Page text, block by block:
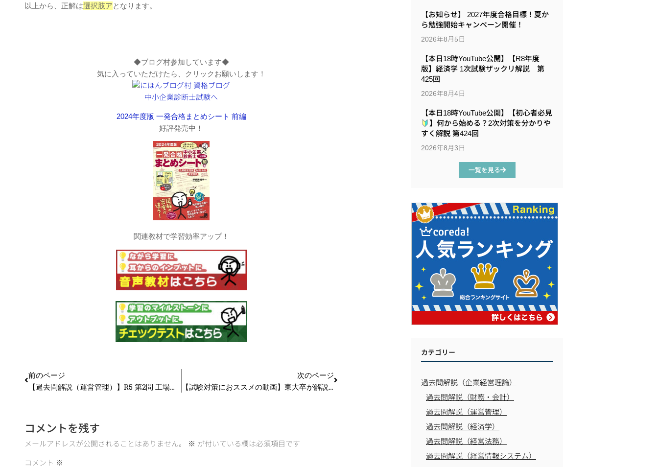
以上から、正解は選択肢アとなります。
◆ブログ村参加しています◆
気に入っていただけたら、クリックお願いします！
2024年度版 一発合格まとめシート 前編
好評発売中！
関連教材で学習効率アップ！
前のページ
【過去問解説（運営管理）】R5 第2問 工場レイアウト
次のページ
【試験対策におススメの動画】東大卒が解説！これから勉強を始める人必見！習慣化のコツ_第214回
コメントを残す
メールアドレスが公開されることはありません。 ※ が付いている欄は必須項目です
コメント ※
【お知らせ】 2027年度合格目標！夏か
ら勉強開始キャンペーン開催！
2026年8月5日
【本日18時YouTube公開】【R8年度
版】経済学 1次試験ザックリ解説 第
425回
2026年8月4日
【本日18時YouTube公開】【初心者必見
】何から始める？2次対策を分かりや
すく解説 第424回
2026年8月3日
一覧を見る
カテゴリー
過去問解説（企業経営理論）
過去問解説（財務・会計）
過去問解説（運営管理）
過去問解説（経済学）
過去問解説（経営法務）
過去問解説（経営情報システム）